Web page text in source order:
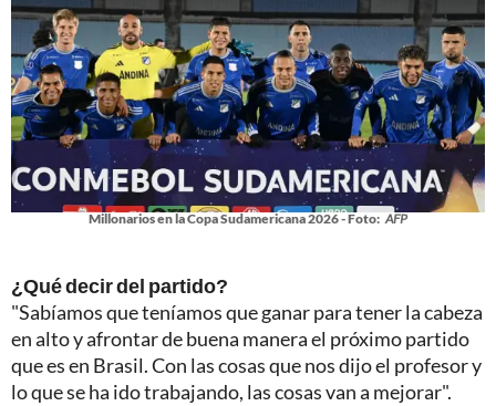
Millonarios en la Copa Sudamericana 2026 - Foto: AFP
¿Qué decir del partido?
"Sabíamos que teníamos que ganar para tener la cabeza
en alto y afrontar de buena manera el próximo partido
que es en Brasil. Con las cosas que nos dijo el profesor y
lo que se ha ido trabajando, las cosas van a mejorar".